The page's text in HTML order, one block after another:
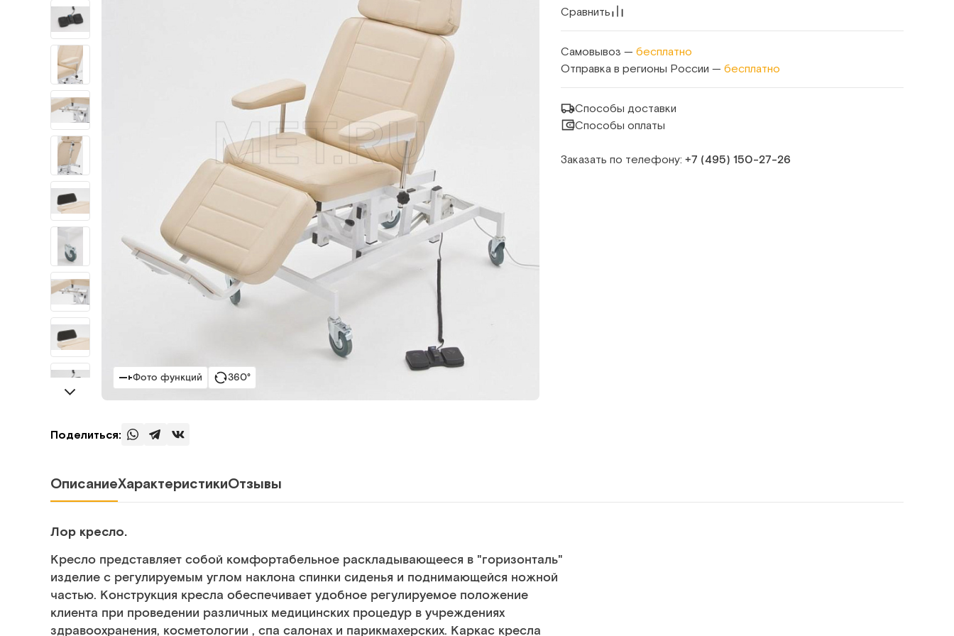
Фото функций 360°
Поделиться:
Сравнить
Самовывоз — бесплатно
Отправка в регионы России — бесплатно
Способы доставки
Способы оплаты
Заказать по телефону: +7 (495) 150‑27‑26
ОписаниеХарактеристикиОтзывы
Лор кресло.
Кресло представляет собой комфортабельное раскладывающееся в "горизонталь"
изделие с регулируемым углом наклона спинки сиденья и поднимающейся ножной
частью. Конструкция кресла обеспечивает удобное регулируемое положение
клиента при проведении различных медицинских процедур в учреждениях
здравоохранения, косметологии , спа салонах и парикмахерских. Каркас кресла